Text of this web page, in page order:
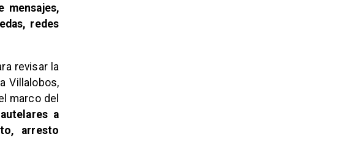
mensajes,
redes
revisar la
Villalobos,
marco del
a
arresto